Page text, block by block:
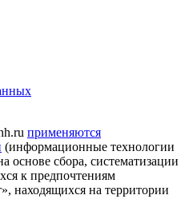
применяются
(информационные технологии
основе сбора, систематизации
к предпочтениям
находящихся на территории